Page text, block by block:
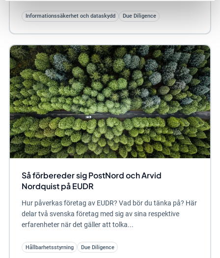
Informationssäkerhet och dataskydd Due Diligence
Så förbereder sig PostNord och Arvid
Nordquist på EUDR
Hur påverkas företag av EUDR? Vad bör du tänka på? Här
delar två svenska företag med sig av sina respektive
erfarenheter när det gäller att tolka...
Hållbarhetsstyrning Due Diligence